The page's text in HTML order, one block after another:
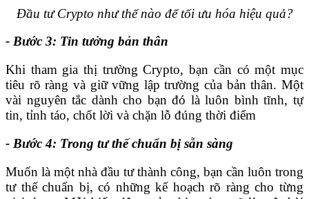
Đầu tư Crypto như thế nào để tối ưu hóa hiệu quả?
- Bước 3: Tin tưởng bản thân
Khi tham gia thị trường Crypto, bạn cần có một mục
tiêu rõ ràng và giữ vững lập trường của bản thân. Một
vài nguyên tắc dành cho bạn đó là luôn bình tĩnh, tự
tin, tỉnh táo, chốt lời và chặn lỗ đúng thời điểm
- Bước 4: Trong tư thế chuẩn bị sẵn sàng
Muốn là một nhà đầu tư thành công, bạn cần luôn trong
tư thế chuẩn bị, có những kế hoạch rõ ràng cho từng